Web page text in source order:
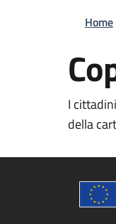
Home
I
della